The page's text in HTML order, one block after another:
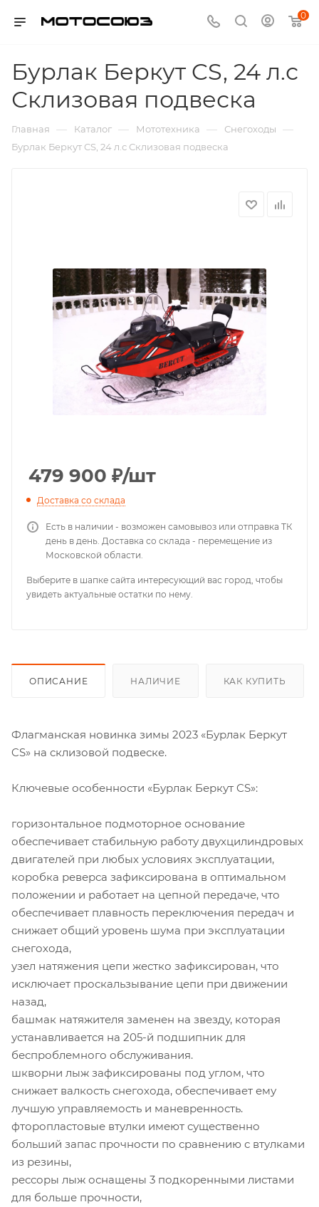
0
Бурлак Беркут CS, 24 л.с
Склизовая подвеска
Главная — Каталог — Мототехника — Снегоходы —
Бурлак Беркут CS, 24 л.с Склизовая подвеска
479 900 ₽/шт
Доставка со склада
Есть в наличии - возможен самовывоз или отправка ТК
день в день. Доставка со склада - перемещение из
Московской области.
Выберите в шапке сайта интересующий вас город, чтобы
увидеть актуальные остатки по нему.
ОПИСАНИЕ НАЛИЧИЕ КАК КУПИТЬ
Флагманская новинка зимы 2023 «Бурлак Беркут
CS» на склизовой подвеске.
Ключевые особенности «Бурлак Беркут CS»:
горизонтальное подмоторное основание
обеспечивает стабильную работу двухцилиндровых
двигателей при любых условиях эксплуатации,
коробка реверса зафиксирована в оптимальном
положении и работает на цепной передаче, что
обеспечивает плавность переключения передач и
снижает общий уровень шума при эксплуатации
снегохода,
узел натяжения цепи жестко зафиксирован, что
исключает проскальзывание цепи при движении
назад,
башмак натяжителя заменен на звезду, которая
устанавливается на 205-й подшипник для
беспроблемного обслуживания.
шкворни лыж зафиксированы под углом, что
снижает валкость снегохода, обеспечивает ему
лучшую управляемость и маневренность.
фторопластовые втулки имеют существенно
больший запас прочности по сравнению с втулками
из резины,
рессоры лыж оснащены 3 подкоренными листами
для больше прочности,